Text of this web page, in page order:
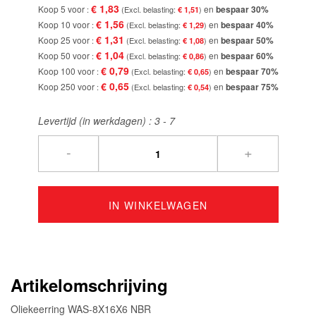
Koop 5 voor € 1,83 € 1,51 en bespaar30%
Koop 10 voor € 1,56 € 1,29 en bespaar40%
Koop 25 voor € 1,31 € 1,08 en bespaar50%
Koop 50 voor € 1,04 € 0,86 en bespaar60%
Koop 100 voor € 0,79 € 0,65 en bespaar70%
Koop 250 voor € 0,65 € 0,54 en bespaar75%
Levertijd (in werkdagen) : 3 - 7
- +
IN WINKELWAGEN
Artikelomschrijving
Oliekeerring WAS-8X16X6 NBR